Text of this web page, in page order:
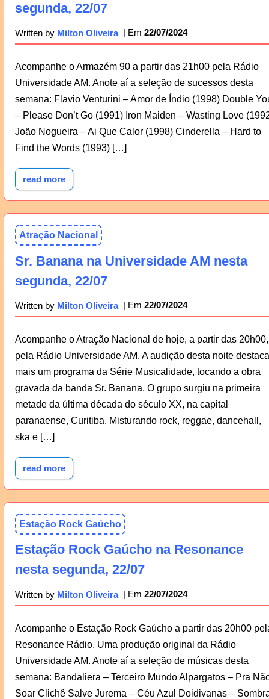
segunda, 22/07
Written by Milton Oliveira 22/07/2024
Acompanhe o Armazém 90 a partir das 21h00 pela Rádio
Universidade AM. Anote aí a seleção de sucessos desta
semana: Flavio Venturini – Amor de Índio (1998) Double
– Please Don’t Go (1991) Iron Maiden – Wasting Love
João Nogueira – Ai Que Calor (1998) Cinderella – Hard to
Find the Words (1993) […]
read more
Atração Nacional
Sr. Banana na Universidade AM nesta
segunda, 22/07
Written by Milton Oliveira 22/07/2024
Acompanhe o Atração Nacional de hoje, a partir das 20h00,
pela Rádio Universidade AM. A audição desta noite destaca
mais um programa da Série Musicalidade, tocando a obra
gravada da banda Sr. Banana. O grupo surgiu na primeira
metade da última década do século XX, na capital
paranaense, Curitiba. Misturando rock, reggae, dancehall,
ska e […]
read more
Estação Rock Gaúcho
Estação Rock Gaúcho na Resonance
nesta segunda, 22/07
Written by Milton Oliveira 22/07/2024
Acompanhe o Estação Rock Gaúcho a partir das 20h00
Resonance Rádio. Uma produção original da Rádio
Universidade AM. Anote aí a seleção de músicas desta
semana: Bandaliera – Terceiro Mundo Alpargatos – Pra
Soar Clichê Salve Jurema – Céu Azul Doidivanas –